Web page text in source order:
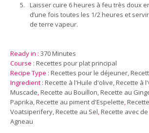
5.
Laisser cuire 6 heures à feu très doux
d’une fois toutes les 1/2 heures et
de terre vapeur.
Ready in :370 Minutes
Course :Recettes pour plat principal
Recipe Type :Recettes pour le déjeuner,
Ingredient :Recette à l'Huile d'olive,Recette à
Muscade,Recette au Bouillon,Recette au
Paprika,Recette au piment d'Espelette,
Voatsiperifery,Recette au Sel,Recette avec de
Agneau